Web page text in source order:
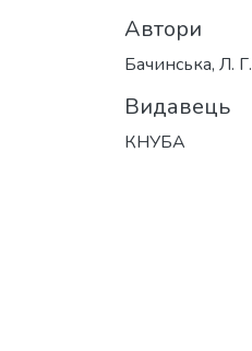
Автори
Бачинська, Л. Г.
Видавець
КНУБА